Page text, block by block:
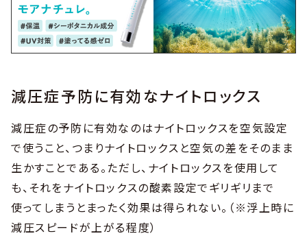
減圧症予防に有効なナイトロックス
減圧症の予防に有効なのはナイトロックスを空気設定
で使うこと、つまりナイトロックスと空気の差をそのまま
生かすことである。ただし、ナイトロックスを使用して
も、それをナイトロックスの酸素設定でギリギリまで
使ってしまうとまったく効果は得られない。（※浮上時に
減圧スピードが上がる程度）